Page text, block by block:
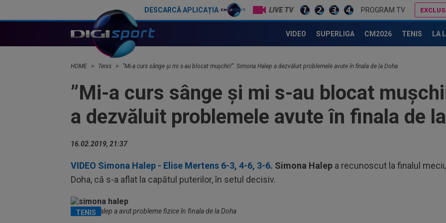
DESCARCĂ APLICAȚIA LIVE TV PROGRAM TV
VIDEO SUPERLIGA CM2026 TENIS LA
HOME Tenis ”Mi-a curs sânge și mi s-au blocat mușchii!”. Simona Halep a dezvăluit problemele avute în finala de la Doha
”Mi-a curs sânge și mi s-au blocat
a dezvăluit problemele avute în finala de
16.02.2019, 21:37
VIDEO Simona Halep - Elise Mertens 6-3, 4-6, 3-6. Simona Halep a recunoscut la finalul
Doha, că s-a aflat la capătul puterilor, în setul decisiv.
TENIS
Simona Halep a avut probleme fizice în finala de la Doha